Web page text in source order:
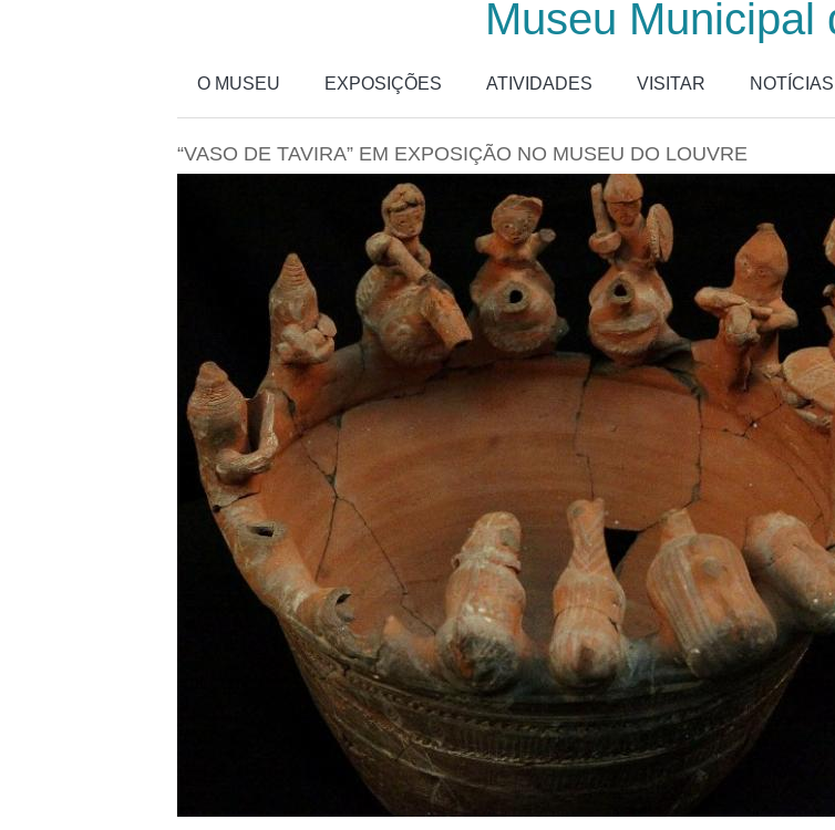
Museu Municipal
O MUSEU EXPOSIÇÕES ATIVIDADES VISITAR NOTÍCIAS
“VASO DE TAVIRA” EM EXPOSIÇÃO NO MUSEU DO LOUVRE